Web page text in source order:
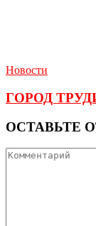
Новости
ГОРОД
ОСТАВЬТЕ